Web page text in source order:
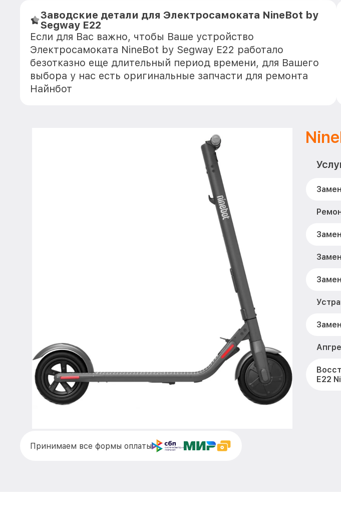
Заводские детали для Электросамоката NineBot by
Segway E22
Если для Вас важно, чтобы Ваше устройство
Электросамоката NineBot by Segway E22 работало
безотказно еще длительный период времени, для Вашего
выбора у нас есть оригинальные запчасти для ремонта
Найнбот
E22
Принимаем все формы оплаты